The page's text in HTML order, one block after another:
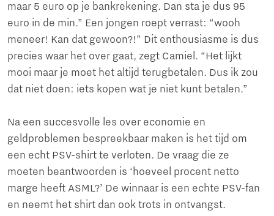
maar 5 euro op je bankrekening. Dan sta je dus 95
euro in de min.” Een jongen roept verrast: “wooh
meneer! Kan dat gewoon?!” Dit enthousiasme is dus
precies waar het over gaat, zegt Camiel. “Het lijkt
mooi maar je moet het altijd terugbetalen. Dus ik zou
dat niet doen: iets kopen wat je niet kunt betalen.”
Na een succesvolle les over economie en
geldproblemen bespreekbaar maken is het tijd om
een echt PSV-shirt te verloten. De vraag die ze
moeten beantwoorden is ‘hoeveel procent netto
marge heeft ASML?’ De winnaar is een echte PSV-fan
en neemt het shirt dan ook trots in ontvangst.